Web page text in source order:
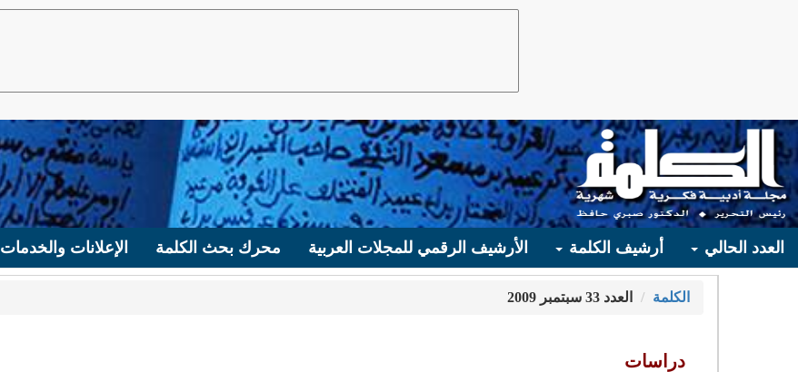
العدد الحالي أرشيف الكلمة الأرشيف الرقمي للمجلات العربية محرك بحث الكلمة الإعلانات والخدمات
الكلمة العدد 33 سبتمبر 2009
دراسات